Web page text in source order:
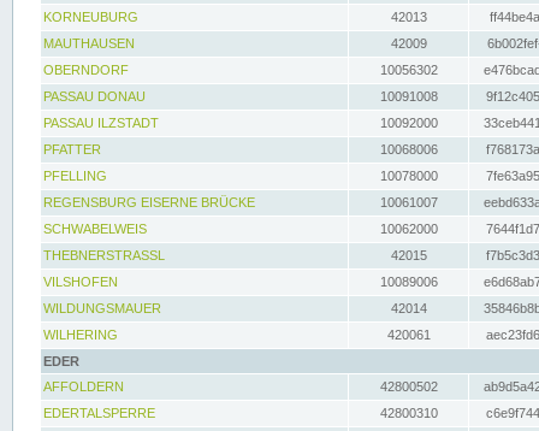
KORNEUBURG
42013
MAUTHAUSEN
42009
OBERNDORF
10056302
PASSAU DONAU
10091008
PASSAU ILZSTADT
10092000
PFATTER
10068006
PFELLING
10078000
REGENSBURG EISERNE BRÜCKE
10061007
SCHWABELWEIS
10062000
THEBNERSTRASSL
42015
VILSHOFEN
10089006
WILDUNGSMAUER
42014
WILHERING
420061
EDER
AFFOLDERN
42800502
EDERTALSPERRE
42800310